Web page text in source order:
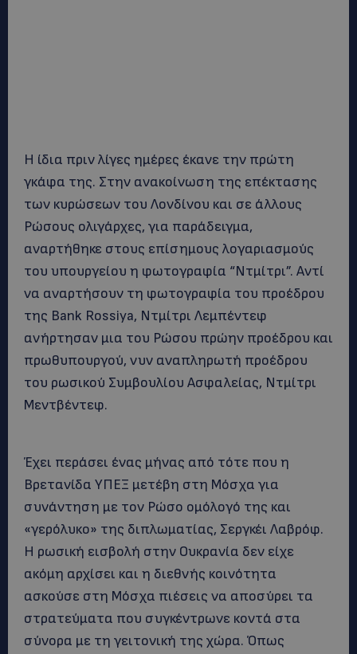
Η ίδια πριν λίγες ημέρες έκανε την πρώτη
γκάφα της. Στην ανακοίνωση της επέκτασης
των κυρώσεων του Λονδίνου και σε άλλους
Ρώσους ολιγάρχες, για παράδειγμα,
αναρτήθηκε στους επίσημους λογαριασμούς
του υπουργείου η φωτογραφία “Ντμίτρι”. Αντί
να αναρτήσουν τη φωτογραφία του προέδρου
της Bank Rossiya, Ντμίτρι Λεμπέντεφ
ανήρτησαν μια του Ρώσου πρώην προέδρου και
πρωθυπουργού, νυν αναπληρωτή προέδρου
του ρωσικού Συμβουλίου Ασφαλείας, Ντμίτρι
Μεντβέντεφ.
Έχει περάσει ένας μήνας από τότε που η
Βρετανίδα ΥΠΕΞ μετέβη στη Μόσχα για
συνάντηση με τον Ρώσο ομόλογό της και
«γερόλυκο» της διπλωματίας, Σεργκέι Λαβρόφ.
Η ρωσική εισβολή στην Ουκρανία δεν είχε
ακόμη αρχίσει και η διεθνής κοινότητα
ασκούσε στη Μόσχα πιέσεις να αποσύρει τα
στρατεύματα που συγκέντρωνε κοντά στα
σύνορα με τη γειτονική της χώρα. Όπως